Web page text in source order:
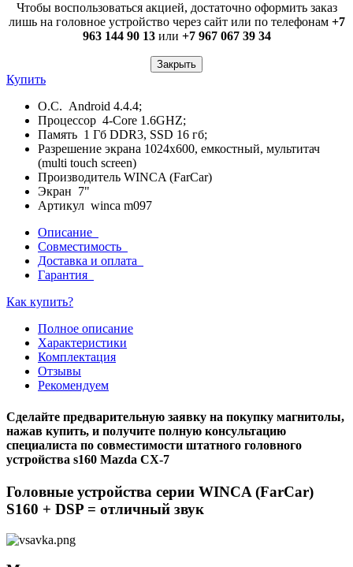
Чтобы воспользоваться акцией, достаточно оформить заказ
лишь на головное устройство через сайт или по телефонам +7
963 144 90 13или +7 967 067 39 34
Закрыть
Купить
О.С. Android 4.4.4;
Процессор 4-Core 1.6GHZ;
Память 1 Гб DDR3, SSD 16 гб;
Разрешение экрана 1024x600, емкостный, мультитач
(multi touch screen)
Производитель WINCA (FarCar)
Экран 7"
Артикул winca m097
Описание
Совместимость
Доставка и оплата
Гарантия
Как купить?
Полное описание
Характеристики
Комплектация
Отзывы
Рекомендуем
Сделайте предварительную заявку на покупку магнитолы,
нажав купить, и получите полную консультацию
специалиста по совместимости штатного головного
устройства s160 Mazda CX-7
Головные устройства серии WINCA (FarCar)
S160 + DSP = отличный звук